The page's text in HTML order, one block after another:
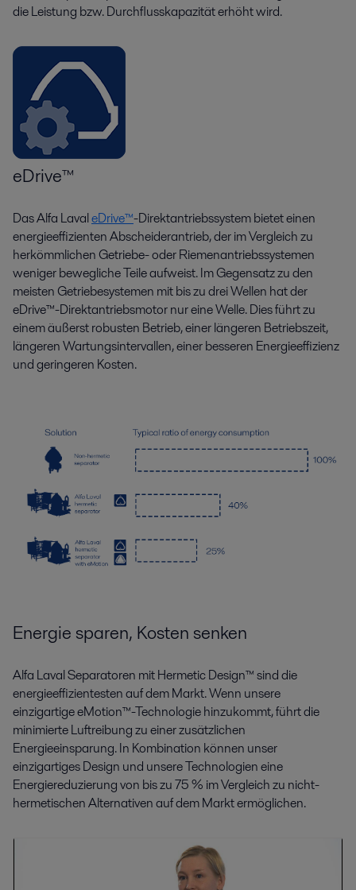
die Leistung bzw. Durchflusskapazität erhöht wird.
eDrive™
Das Alfa LavaleDrive™-Direktantriebssystem bietet einen
energieeffizienten Abscheiderantrieb, der im Vergleich zu
herkömmlichen Getriebe- oder Riemenantriebssystemen
weniger bewegliche Teile aufweist. Im Gegensatz zu den
meisten Getriebesystemen mit bis zu drei Wellen hat der
eDrive™-Direktantriebsmotor nur eine Welle. Dies führt zu
einem äußerst robusten Betrieb, einer längeren Betriebszeit,
längeren Wartungsintervallen, einer besseren Energieeffizienz
und geringeren Kosten.
Energie sparen, Kosten senken
Alfa Laval Separatoren mit Hermetic Design™ sind die
energieeffizientesten auf dem Markt. Wenn unsere
einzigartige eMotion™-Technologie hinzukommt, führt die
minimierte Luftreibung zu einer zusätzlichen
Energieeinsparung. In Kombination können unser
einzigartiges Design und unsere Technologien eine
Energiereduzierung von bis zu 75 % im Vergleich zu nicht-
hermetischen Alternativen auf dem Markt ermöglichen.